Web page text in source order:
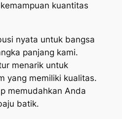
kuantitas
nyata untuk bangsa
panjang kami.
menarik untuk
yang memiliki kualitas.
memudahkan Anda
batik.